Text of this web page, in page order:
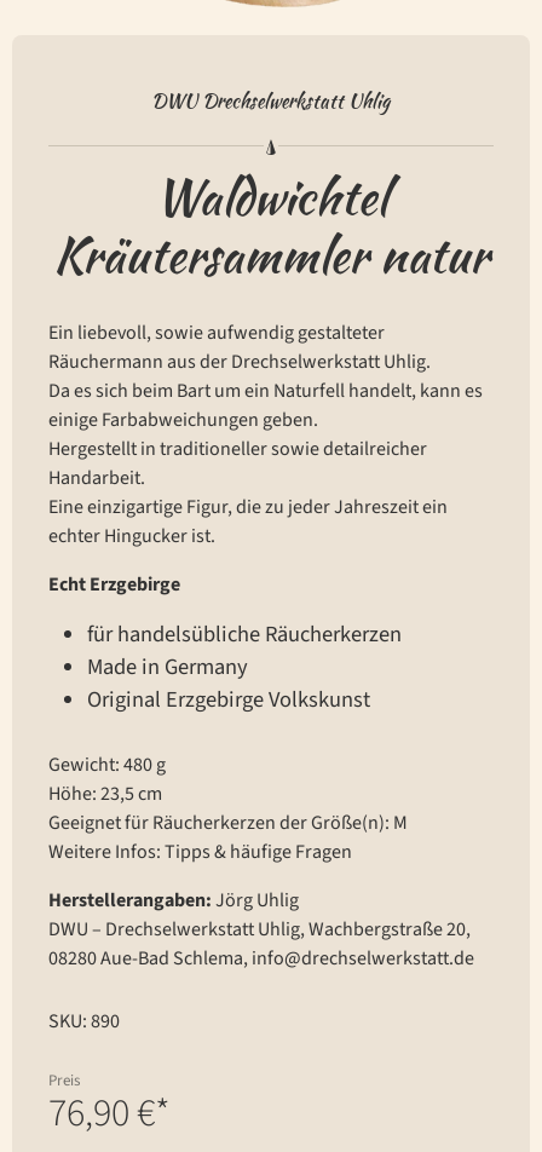
DWU Drechselwerkstatt Uhlig
Waldwichtel
Kräutersammler natur
Ein liebevoll, sowie aufwendig gestalteter
Räuchermann aus der Drechselwerkstatt Uhlig.
Da es sich beim Bart um ein Naturfell handelt, kann es
einige Farbabweichungen geben.
Hergestellt in traditioneller sowie detailreicher
Handarbeit.
Eine einzigartige Figur, die zu jeder Jahreszeit ein
echter Hingucker ist.
Echt Erzgebirge
für handelsübliche Räucherkerzen
Made in Germany
Original Erzgebirge Volkskunst
Gewicht: 480 g
Höhe: 23,5 cm
Geeignet für Räucherkerzen der Größe(n): M
Weitere Infos:Tipps & häufige Fragen
Herstellerangaben:Jörg Uhlig
DWU – Drechselwerkstatt Uhlig, Wachbergstraße 20,
08280 Aue-Bad Schlema, info@drechselwerkstatt.de
SKU: 890
Preis
76,90 €*